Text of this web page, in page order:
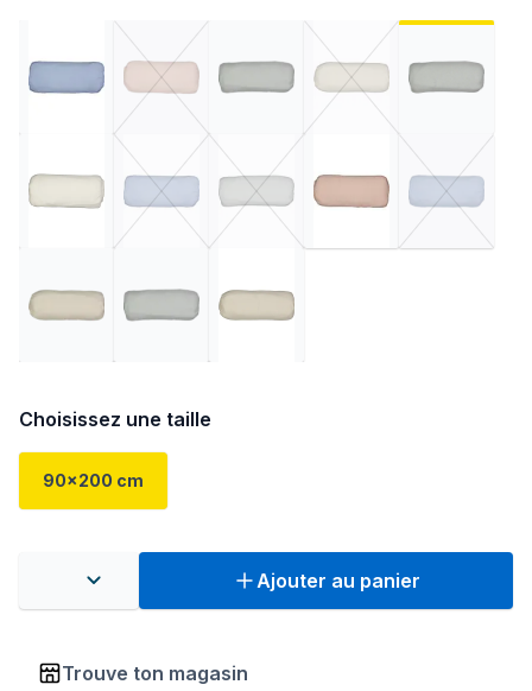
Choisissez une taille
90x200 cm
Ajouter au panier
Trouve ton magasin